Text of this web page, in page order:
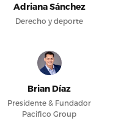
Adriana Sánchez
Derecho y deporte
Brian Díaz
Presidente & Fundador
Pacifico Group